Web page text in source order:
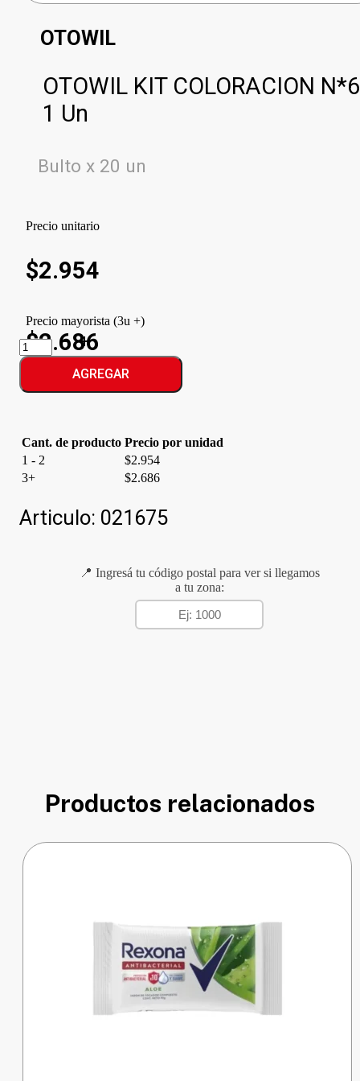
OTOWIL
OTOWIL KIT COLORACION
1 Un
Bulto x 20 un
Precio unitario
$2.954
Precio mayorista (3u +)
$2.686
OTOWIL
KIT
COLORACION
cantidad
AGREGAR
Cant. de producto Precio por unidad
1 - 2
$2.954
3+
$2.686
Articulo: 021675
📍 Ingresá tu código postal para ver si llegamos
a tu zona:
Productos relacionados